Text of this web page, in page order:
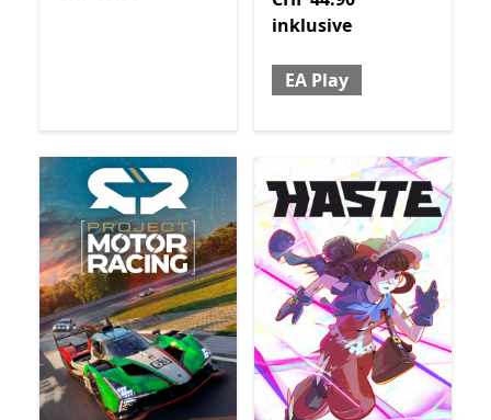
inklusive
EA Play